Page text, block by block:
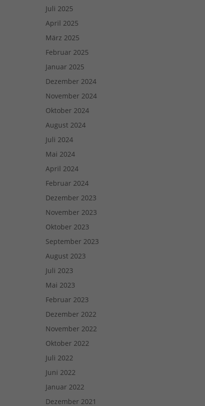
Juli 2025
April 2025
März 2025
Februar 2025
Januar 2025
Dezember 2024
November 2024
Oktober 2024
August 2024
Juli 2024
Mai 2024
April 2024
Februar 2024
Dezember 2023
November 2023
Oktober 2023
September 2023
August 2023
Juli 2023
Mai 2023
Februar 2023
Dezember 2022
November 2022
Oktober 2022
Juli 2022
Juni 2022
Januar 2022
Dezember 2021
Externe Medien